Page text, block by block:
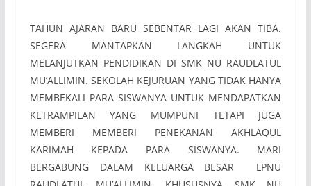
TAHUN AJARAN BARU SEBENTAR LAGI AKAN TIBA.
SEGERA MANTAPKAN LANGKAH UNTUK
MELANJUTKAN PENDIDIKAN DI SMK NU RAUDLATUL
MU’ALLIMIN. SEKOLAH KEJURUAN YANG TIDAK HANYA
MEMBEKALI PARA SISWANYA UNTUK MENDAPATKAN
KETRAMPILAN YANG MUMPUNI TETAPI JUGA
MEMBERI MEMBERI PENEKANAN AKHLAQUL
KARIMAH KEPADA PARA SISWANYA. MARI
BERGABUNG DALAM KELUARGA BESAR LPNU